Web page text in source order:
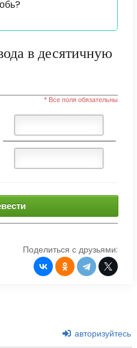
в десятичную
* Все поля обязательны
Поделиться с друзьями:
авторизуйтесь